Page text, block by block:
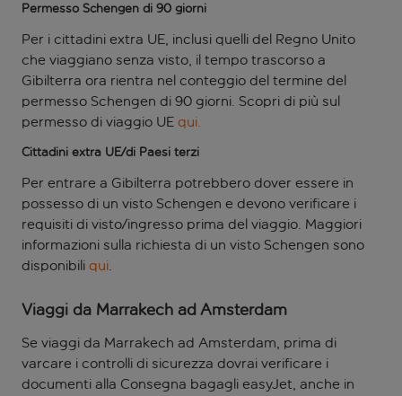
Permesso Schengen di 90 giorni
Per i cittadini extra UE, inclusi quelli del Regno Unito
che viaggiano senza visto, il tempo trascorso a
Gibilterra ora rientra nel conteggio del termine del
permesso Schengen di 90 giorni. Scopri di più sul
permesso di viaggio UE qui.
Cittadini extra UE/di Paesi terzi
Per entrare a Gibilterra potrebbero dover essere in
possesso di un visto Schengen e devono verificare i
requisiti di visto/ingresso prima del viaggio. Maggiori
informazioni sulla richiesta di un visto Schengen sono
disponibili qui.
Viaggi da Marrakech ad Amsterdam
Se viaggi da Marrakech ad Amsterdam, prima di
varcare i controlli di sicurezza dovrai verificare i
documenti alla Consegna bagagli easyJet, anche in